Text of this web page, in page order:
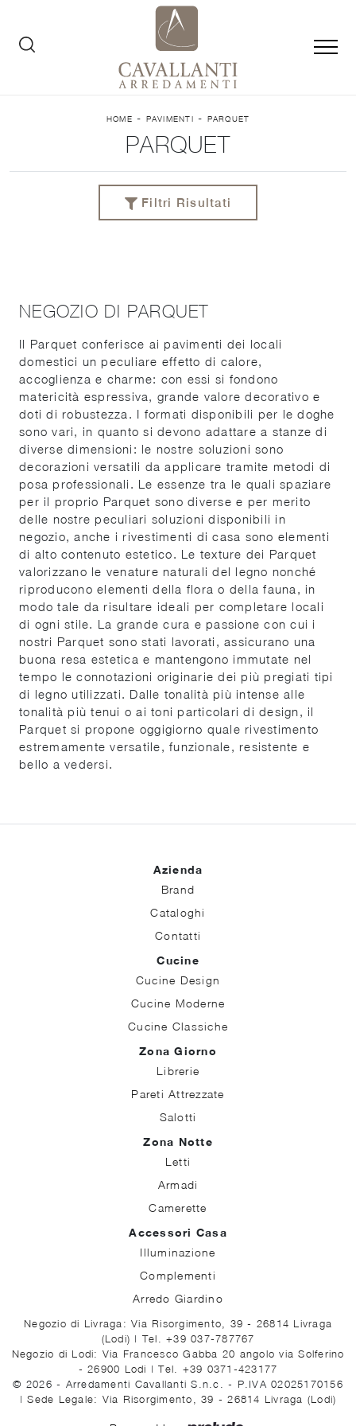
HOME - PAVIMENTI - PARQUET
PARQUET
Filtri Risultati
NEGOZIO DI PARQUET
Il Parquet conferisce ai pavimenti dei locali
domestici un peculiare effetto di calore,
accoglienza e charme: con essi si fondono
matericità espressiva, grande valore decorativo e
doti di robustezza. I formati disponibili per le doghe
sono vari, in quanto si devono adattare a stanze di
diverse dimensioni: le nostre soluzioni sono
decorazioni versatili da applicare tramite metodi di
posa professionali. Le essenze tra le quali spaziare
per il proprio Parquet sono diverse e per merito
delle nostre peculiari soluzioni disponibili in
negozio, anche i rivestimenti di casa sono elementi
di alto contenuto estetico. Le texture dei Parquet
valorizzano le venature naturali del legno nonché
riproducono elementi della flora o della fauna, in
modo tale da risultare ideali per completare locali
di ogni stile. La grande cura e passione con cui i
nostri Parquet sono stati lavorati, assicurano una
buona resa estetica e mantengono immutate nel
tempo le connotazioni originarie dei più pregiati tipi
di legno utilizzati. Dalle tonalità più intense alle
tonalità più tenui o ai toni particolari di design, il
Parquet si propone oggigiorno quale rivestimento
estremamente versatile, funzionale, resistente e
bello a vedersi.
Azienda
Brand
Cataloghi
Contatti
Cucine
Cucine Design
Cucine Moderne
Cucine Classiche
Zona Giorno
Librerie
Pareti Attrezzate
Salotti
Zona Notte
Letti
Armadi
Camerette
Accessori Casa
Illuminazione
Complementi
Arredo Giardino
Negozio di Livraga: Via Risorgimento, 39 - 26814 Livraga
(Lodi) | Tel. +39 037-787767
Negozio di Lodi: Via Francesco Gabba 20 angolo via Solferino
- 26900 Lodi |Tel. +39 0371-423177
© 2026 - Arredamenti Cavallanti S.n.c. - P.IVA 02025170156
|Sede Legale: Via Risorgimento, 39 - 26814 Livraga (Lodi)